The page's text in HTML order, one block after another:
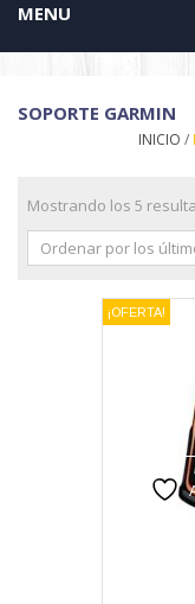
MENU
SOPORTE GARMIN
INICIO /
Mostrando los 5
Ordenar por los
¡OFERTA!